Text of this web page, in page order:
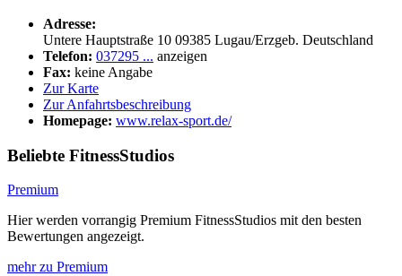
Adresse:
Untere Hauptstraße 10 09385 Lugau/Erzgeb. Deutschland
Telefon: 037295 ... anzeigen
Fax: keine Angabe
Zur Karte
Zur Anfahrtsbeschreibung
Homepage: www.relax-sport.de/
Beliebte FitnessStudios
Premium
Hier werden vorrangig Premium FitnessStudios mit den besten
Bewertungen angezeigt.
mehr zu Premium